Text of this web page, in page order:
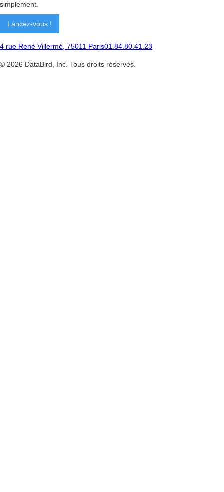
simplement.
Lancez-vous !
4 rue René Villermé, 75011 Paris01.84.80.41.23
© 2026 DataBird, Inc. Tous droits réservés.